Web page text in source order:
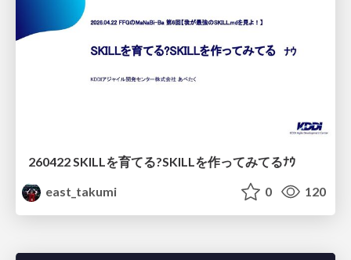
260422 SKILLを育てる?SKILLを作ってみてるﾅｳ
east_takumi
0 120